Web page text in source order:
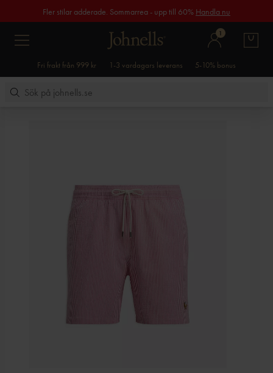
Fler stilar adderade. Sommarrea - upp till 60% Handla nu
1
Fri frakt från 999 kr 1-3 vardagars leverans 5-10% bonus